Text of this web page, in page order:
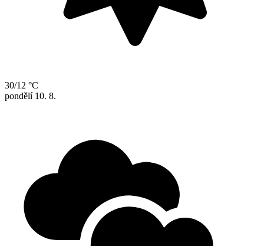
30/12 °C
pondělí 10. 8.